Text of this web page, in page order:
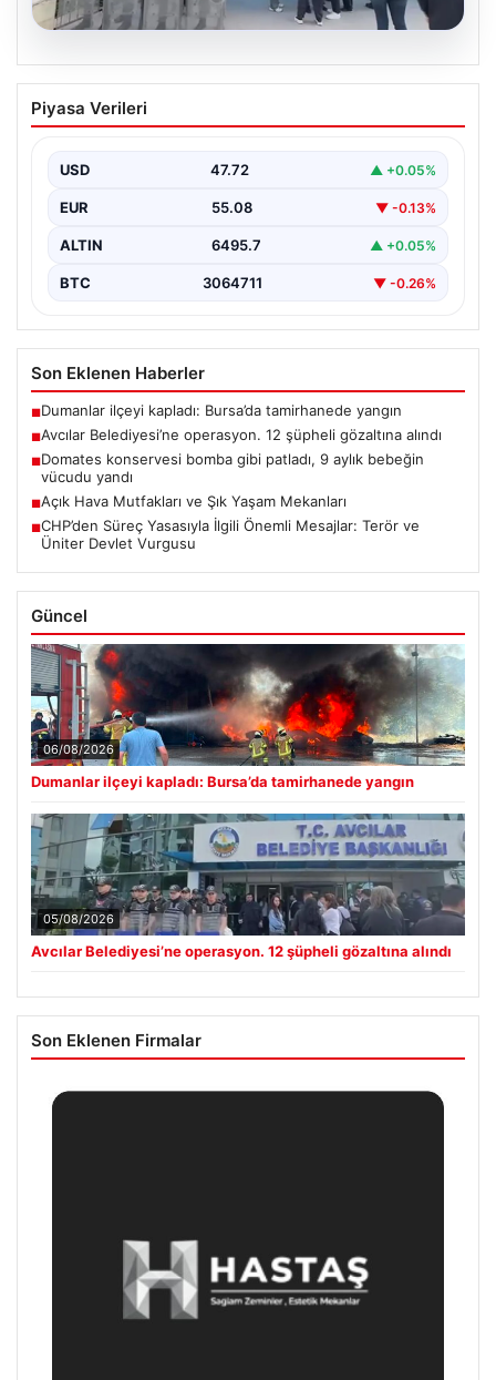
05.08.2026
Avcılar Belediyesi’ne operasyon. 12
şüpheli gözaltına alındı
Piyasa Verileri
USD 47.72 ▲ +0.05%
EUR 55.08 ▼ -0.13%
ALTIN 6495.7 ▲ +0.05%
BTC 3064711 ▼ -0.26%
Son Eklenen Haberler
■Dumanlar ilçeyi kapladı: Bursa’da tamirhanede yangın
■Avcılar Belediyesi’ne operasyon. 12 şüpheli gözaltına alındı
■Domates konservesi bomba gibi patladı, 9 aylık bebeğin
vücudu yandı
■Açık Hava Mutfakları ve Şık Yaşam Mekanları
■CHP’den Süreç Yasasıyla İlgili Önemli Mesajlar: Terör ve
Üniter Devlet Vurgusu
Güncel
06/08/2026
Dumanlar ilçeyi kapladı: Bursa’da tamirhanede yangın
05/08/2026
Avcılar Belediyesi’ne operasyon. 12 şüpheli gözaltına alındı
Son Eklenen Firmalar